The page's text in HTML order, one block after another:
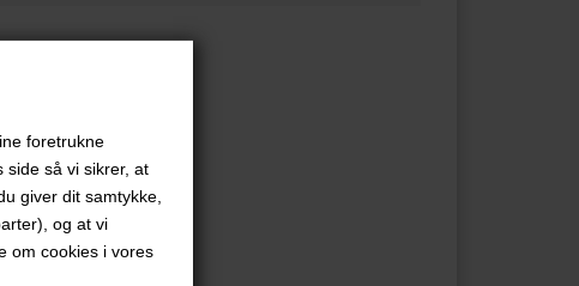
foretrukne
side så vi sikrer, at
giver dit samtykke,
og at vi
om cookies i vores